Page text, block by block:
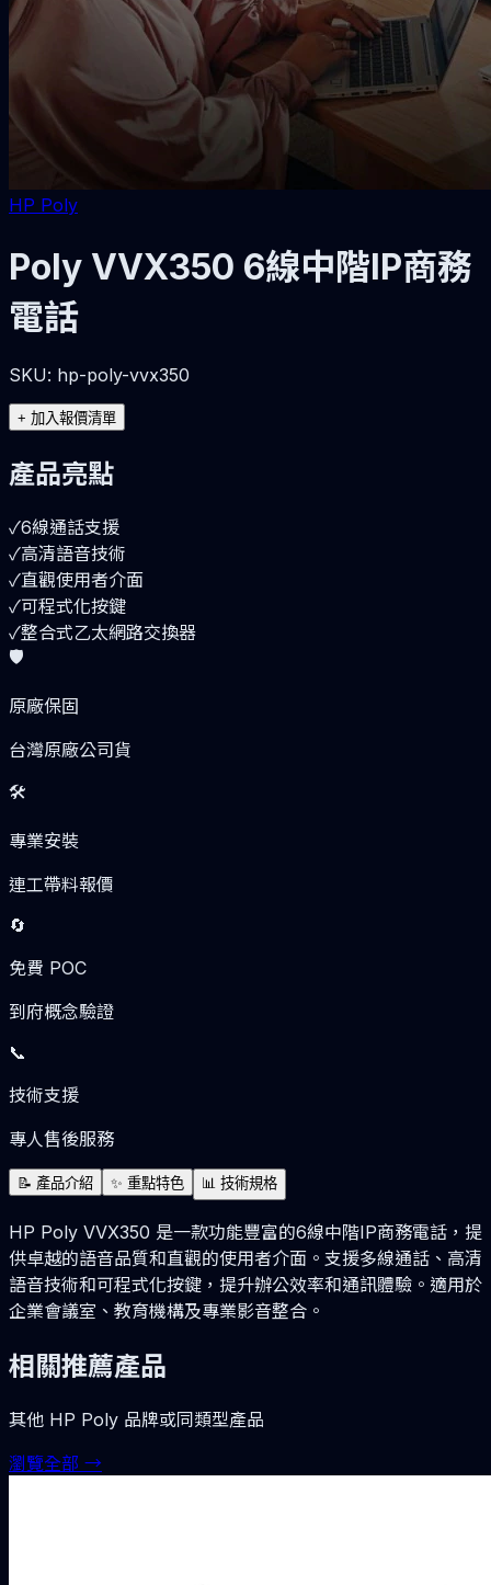
HP Poly
Poly VVX350 6線中階IP商務
電話
SKU: hp-poly-vvx350
+ 加入報價清單
產品亮點
✓6線通話支援
✓高清語音技術
✓直觀使用者介面
✓可程式化按鍵
✓整合式乙太網路交換器
🛡️
原廠保固
台灣原廠公司貨
🛠️
專業安裝
連工帶料報價
🔄
免費 POC
到府概念驗證
📞
技術支援
專人售後服務
📝 產品介紹 ✨ 重點特色 📊 技術規格
HP Poly VVX350 是一款功能豐富的6線中階IP商務電話，提
供卓越的語音品質和直觀的使用者介面。支援多線通話、高清
語音技術和可程式化按鍵，提升辦公效率和通訊體驗。適用於
企業會議室、教育機構及專業影音整合。
相關推薦產品
其他 HP Poly 品牌或同類型產品
瀏覽全部 →